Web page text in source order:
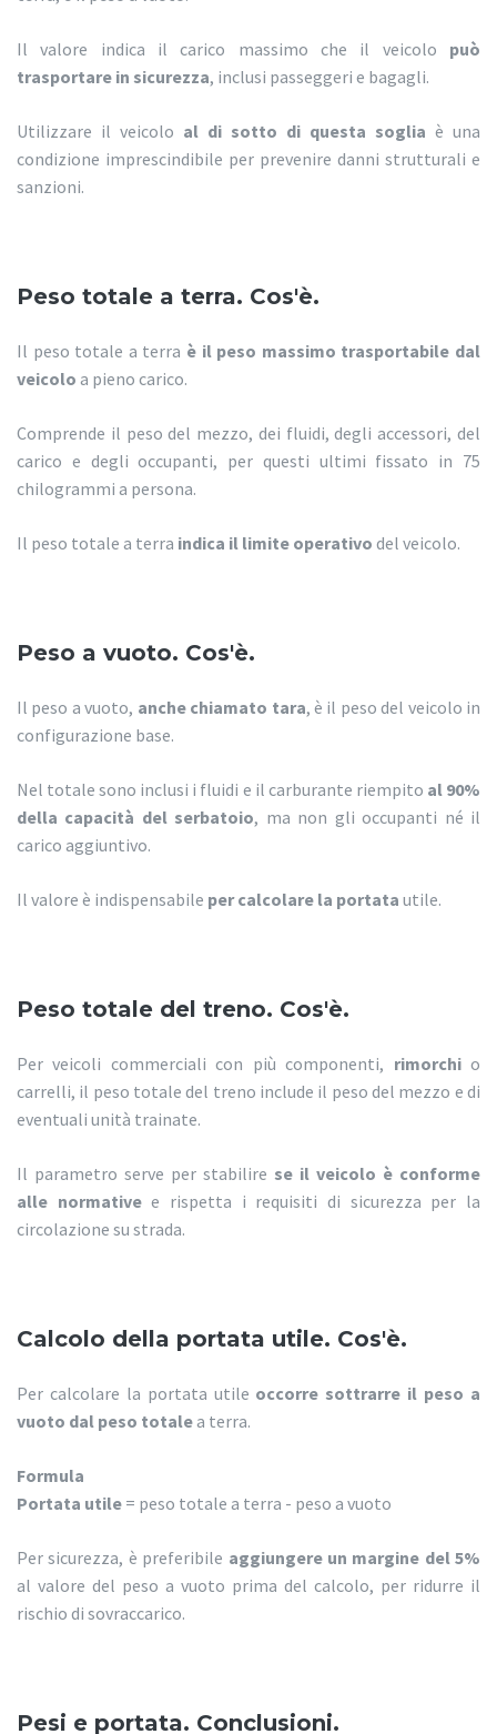
Il valore indica il carico massimo che il veicolo può
trasportare in sicurezza, inclusi passeggeri e bagagli.
Utilizzare il veicolo al di sotto di questa soglia è una
condizione imprescindibile per prevenire danni strutturali e
sanzioni.
Peso totale a terra. Cos'è.
Il peso totale a terra è il peso massimo trasportabile dal
veicolo a pieno carico.
Comprende il peso del mezzo, dei fluidi, degli accessori, del
carico e degli occupanti, per questi ultimi fissato in 75
chilogrammi a persona.
Il peso totale a terra indica il limite operativo del veicolo.
Peso a vuoto. Cos'è.
Il peso a vuoto, anche chiamato tara, è il peso del veicolo in
configurazione base.
Nel totale sono inclusi i fluidi e il carburante riempito al 90%
della capacità del serbatoio, ma non gli occupanti né il
carico aggiuntivo.
Il valore è indispensabile per calcolare la portata utile.
Peso totale del treno. Cos'è.
Per veicoli commerciali con più componenti, rimorchio
carrelli, il peso totale del treno include il peso del mezzo e di
eventuali unità trainate.
Il parametro serve per stabilire se il veicolo è conforme
alle normativee rispetta i requisiti di sicurezza per la
circolazione su strada.
Calcolo della portata utile. Cos'è.
Per calcolare la portata utile occorre sottrarre il peso a
vuoto dal peso totalea terra.
Formula
Portata utile = peso totale a terra - peso a vuoto
Per sicurezza, è preferibile aggiungere un margine del 5%
al valore del peso a vuoto prima del calcolo, per ridurre il
rischio di sovraccarico.
Pesi e portata. Conclusioni.